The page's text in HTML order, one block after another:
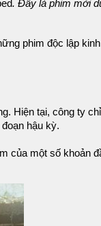
. Đây là phim mới
phim độc lập
Hiện tại, công ty
hậu kỳ.
của một số khoản